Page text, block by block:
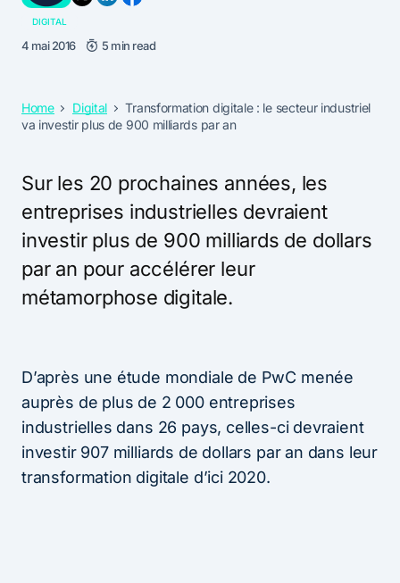
DIGITAL
4 mai 2016 5 min read
Home Digital
Transformation digitale : le secteur industriel
va investir plus de 900 milliards par an
Sur les 20 prochaines années, les
entreprises industrielles devraient
investir plus de 900 milliards de dollars
par an pour accélérer leur
métamorphose digitale.
D’après une étude mondiale de PwC menée
auprès de plus de 2 000 entreprises
industrielles dans 26 pays, celles-ci devraient
investir 907 milliards de dollars par an dans leur
transformation digitale d’ici 2020.